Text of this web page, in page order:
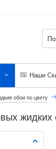
Наши
обои по цвету
жидких